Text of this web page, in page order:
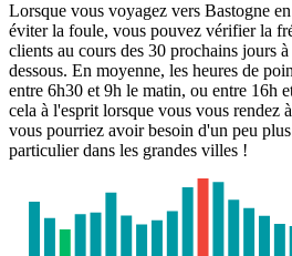
Lorsque vous voyagez vers Bastogne
éviter la foule, vous pouvez vérifier la
clients au cours des 30 prochains jours
dessous. En moyenne, les heures de
entre 6h30 et 9h le matin, ou entre 16h
cela à l'esprit lorsque vous vous rendez
vous pourriez avoir besoin d'un peu
particulier dans les grandes villes !